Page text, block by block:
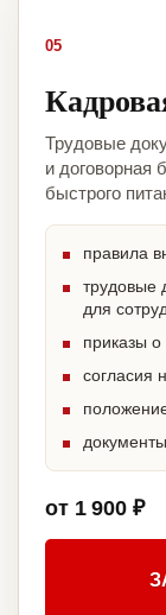
05
Трудовые
и договорная
быстрого
правила
трудовые
для
приказы
согласия
от 1 900 ₽